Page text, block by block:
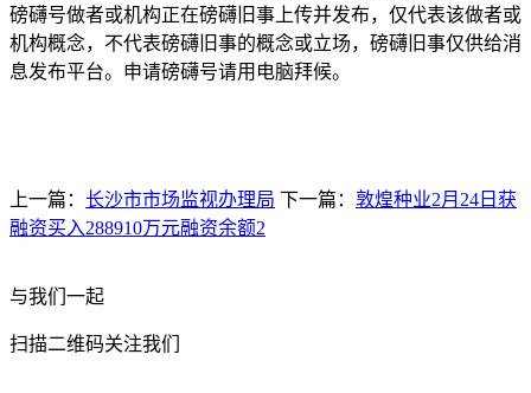
磅礴号做者或机构正在磅礴旧事上传并发布，仅代表该做者或
机构概念，不代表磅礴旧事的概念或立场，磅礴旧事仅供给消
息发布平台。申请磅礴号请用电脑拜候。
上一篇： 长沙市市场监视办理局 下一篇： 敦煌种业2月24日获
融资买入288910万元融资余额2
与我们一起
扫描二维码关注我们